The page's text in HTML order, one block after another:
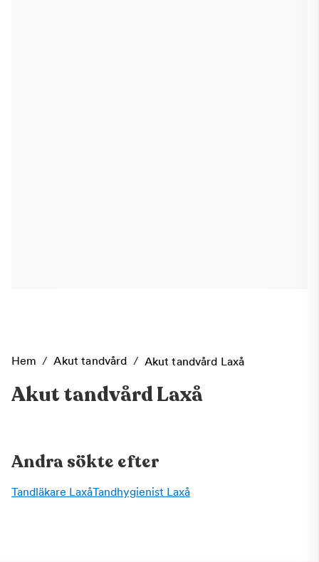
Hem / Akut tandvård / Akut tandvård Laxå
Akut tandvård Laxå
Andra sökte efter
Tandläkare LaxåTandhygienist Laxå